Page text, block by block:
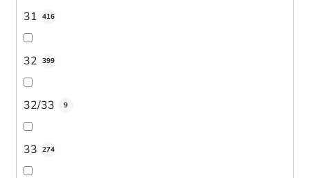
31 416
32 399
32/33 9
33 274